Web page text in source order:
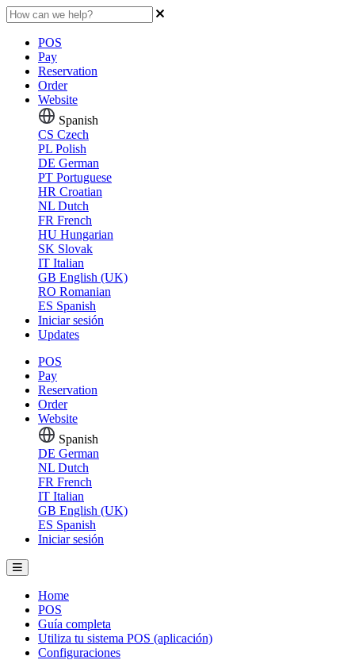
POS
Pay
Reservation
Order
Website
Spanish
CS Czech
PL Polish
DE German
PT Portuguese
HR Croatian
NL Dutch
FR French
HU Hungarian
SK Slovak
IT Italian
GB English (UK)
RO Romanian
ES Spanish
Iniciar sesión
Updates
POS
Pay
Reservation
Order
Website
Spanish
DE German
NL Dutch
FR French
IT Italian
GB English (UK)
ES Spanish
Iniciar sesión
Home
POS
Guía completa
Utiliza tu sistema POS (aplicación)
Configuraciones